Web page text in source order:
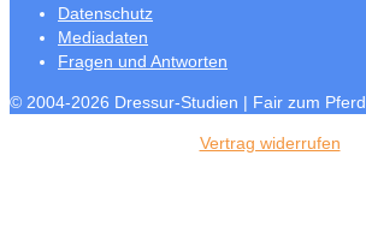
Datenschutz
Mediadaten
Fragen und Antworten
© 2004-2026 Dressur-Studien | Fair zum Pferd
Vertrag widerrufen